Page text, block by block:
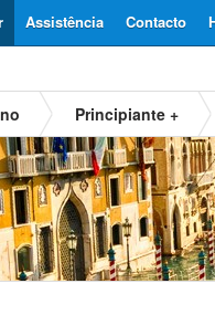
Contacto
Assistência
Principiante +